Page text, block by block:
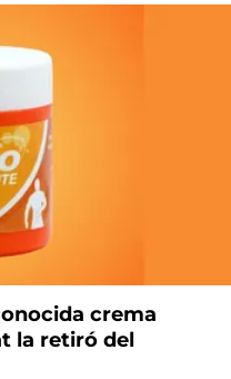
crema
la retiró del